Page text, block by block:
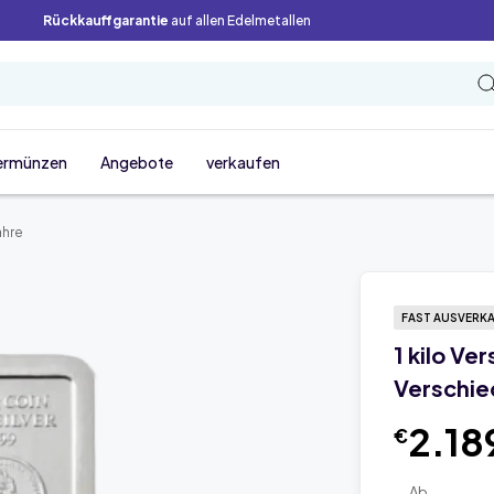
Rückkauffgarantie auf allen Edelmetallen
Angebote verkaufen
FAST
1 kilo
€